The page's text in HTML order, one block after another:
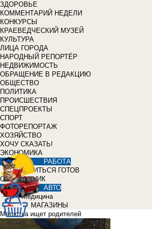
ЗДОРОВЬЕ
КОММЕНТАРИЙ НЕДЕЛИ
КОНКУРСЫ
КРАЕВЕДЧЕСКИЙ МУЗЕЙ
КУЛЬТУРА
ЛИЦА ГОРОДА
НАРОДНЫЙ РЕПОРТЁР
НЕДВИЖИМОСТЬ
ОБРАЩЕНИЕ В РЕДАКЦИЮ
ОБЩЕСТВО
ПОЛИТИКА
ПРОИСШЕСТВИЯ
СПЕЦПРОЕКТЫ
СПОРТ
ФОТОРЕПОРТАЖ
ХОЗЯЙСТВО
ХОЧУ СКАЗАТЬ!
ЭКОНОМИКА
РАБОТА
УЧИТЬСЯ ГОТОВ
СПРАВОЧНИК
АВТО
Медицина
МАГАЗИНЫ
Малютка ищет родителей